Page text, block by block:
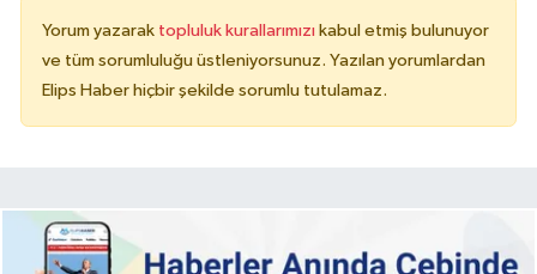
Yorum yazarak topluluk kurallarımızı kabul etmiş bulunuyor
ve tüm sorumluluğu üstleniyorsunuz. Yazılan yorumlardan
Elips Haber hiçbir şekilde sorumlu tutulamaz.